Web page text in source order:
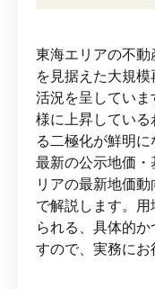
東海エリアの不
を見据えた大規
活況を呈してい
様に上昇してい
る二極化が鮮明に
最新の公示地価
リアの最新地価
で解説します。
られる、具体的
すので、実務にお